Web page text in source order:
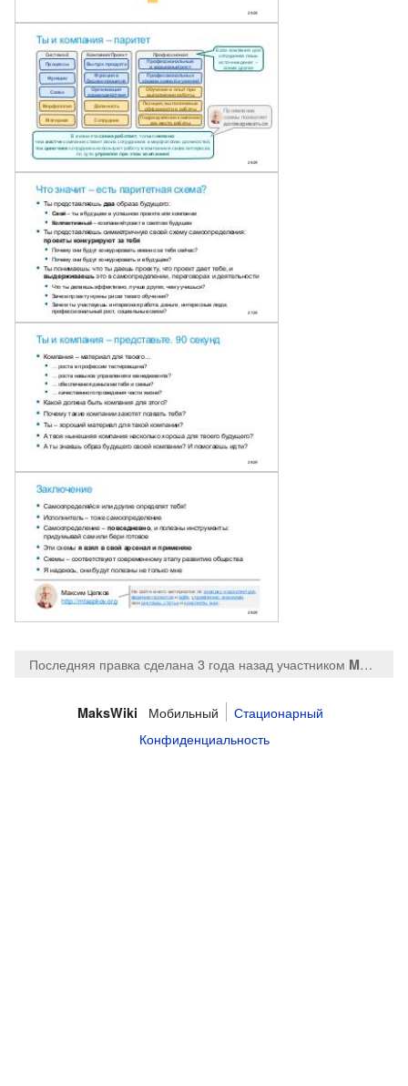
Последняя правка сделана 3 года назад участником MaksTsepkov
MaksWiki Мобильный
Стационарный
Конфиденциальность